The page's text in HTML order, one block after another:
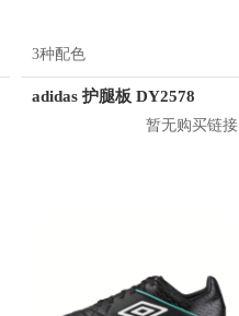
3种配色
adidas 护腿板 DY2578
暂无购买链接